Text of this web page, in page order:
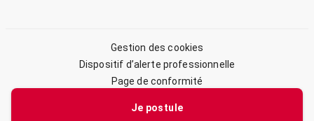
Je postule
Gestion des cookies
Dispositif d’alerte professionnelle
Page de conformité
© 2026 CRIT